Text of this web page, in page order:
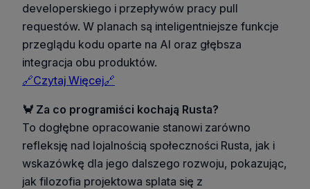
developerskiego i przepływów pracy pull
requestów. W planach są inteligentniejsze funkcje
przeglądu kodu oparte na AI oraz głębsza
integracja obu produktów.
🔗Czytaj Więcej🔗
🦀 Za co programiści kochają Rusta?
To dogłębne opracowanie stanowi zarówno
refleksję nad lojalnością społeczności Rusta, jak i
wskazówkę dla jego dalszego rozwoju, pokazując,
jak filozofia projektowa splata się z